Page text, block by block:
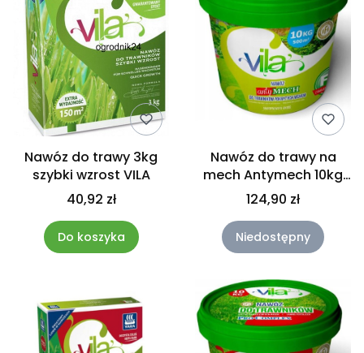
Nawóz do trawy 3kg
szybki wzrost VILA
40,92 zł
Do koszyka
Nawóz do trawy na
mech Antymech 10kg
Vila
124,90 zł
Niedostępny